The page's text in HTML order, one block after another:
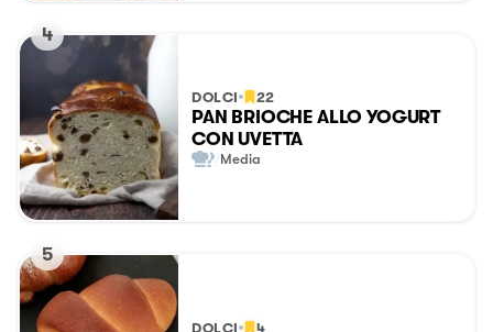
4
DOLCI 22
PAN BRIOCHE ALLO YOGURT
CON UVETTA
Media
5
DOLCI 4